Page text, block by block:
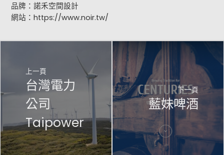
品牌：諾禾空間設計
網站：https://www.noir.tw/
上一頁
台灣電力
公司
Taipower
下一頁
藍妹啤酒